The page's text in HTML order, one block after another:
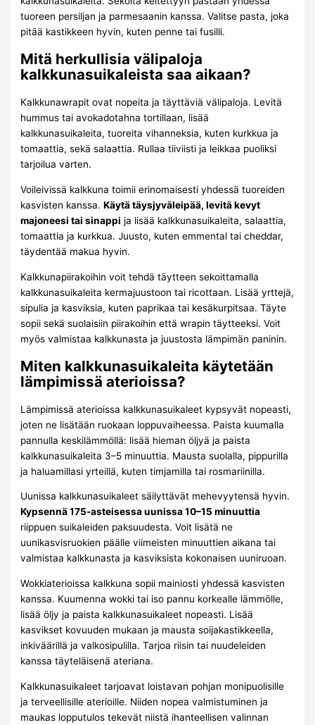
tuoreen persiljan ja parmesaanin kanssa. Valitse pasta, joka
pitää kastikkeen hyvin, kuten penne tai fusilli.
Mitä herkullisia välipaloja
kalkkunasuikaleista saa aikaan?
Kalkkunawrapit ovat nopeita ja täyttäviä välipaloja. Levitä
hummus tai avokadotahna tortillaan, lisää
kalkkunasuikaleita, tuoreita vihanneksia, kuten kurkkua ja
tomaattia, sekä salaattia. Rullaa tiiviisti ja leikkaa puoliksi
tarjoilua varten.
Voileivissä kalkkuna toimii erinomaisesti yhdessä tuoreiden
kasvisten kanssa.Käytä täysjyväleipää, levitä kevyt
majoneesi tai sinappi ja lisää kalkkunasuikaleita, salaattia,
tomaattia ja kurkkua. Juusto, kuten emmental tai cheddar,
täydentää makua hyvin.
Kalkkunapiirakoihin voit tehdä täytteen sekoittamalla
kalkkunasuikaleita kermajuustoon tai ricottaan. Lisää yrttejä,
sipulia ja kasviksia, kuten paprikaa tai kesäkurpitsaa. Täyte
sopii sekä suolaisiin piirakoihin että wrapin täytteeksi. Voit
myös valmistaa kalkkunasta ja juustosta lämpimän paninin.
Miten kalkkunasuikaleita käytetään
lämpimissä aterioissa?
Lämpimissä aterioissa kalkkunasuikaleet kypsyvät nopeasti,
joten ne lisätään ruokaan loppuvaiheessa. Paista kuumalla
pannulla keskilämmöllä: lisää hieman öljyä ja paista
kalkkunasuikaleita 3–5 minuuttia. Mausta suolalla, pippurilla
ja haluamillasi yrteillä, kuten timjamilla tai rosmariinilla.
Uunissa kalkkunasuikaleet säilyttävät mehevyytensä hyvin.
Kypsennä 175-asteisessa uunissa 10–15 minuuttia
riippuen suikaleiden paksuudesta. Voit lisätä ne
uunikasvisruokien päälle viimeisten minuuttien aikana tai
valmistaa kalkkunasta ja kasviksista kokonaisen uuniruoan.
Wokkiaterioissa kalkkuna sopii mainiosti yhdessä kasvisten
kanssa. Kuumenna wokki tai iso pannu korkealle lämmölle,
lisää öljy ja paista kalkkunasuikaleet nopeasti. Lisää
kasvikset kovuuden mukaan ja mausta soijakastikkeella,
inkiväärillä ja valkosipulilla. Tarjoa riisin tai nuudeleiden
kanssa täyteläisenä ateriana.
Kalkkunasuikaleet tarjoavat loistavan pohjan monipuolisille
ja terveellisille aterioille. Niiden nopea valmistuminen ja
maukas lopputulos tekevät niistä ihanteellisen valinnan